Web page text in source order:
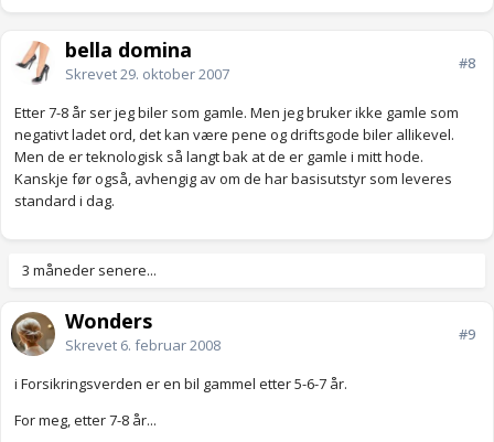
bella domina
Skrevet29. oktober 2007
#8
Etter 7-8 år ser jeg biler som gamle. Men jeg bruker ikke gamle som
negativt ladet ord, det kan være pene og driftsgode biler allikevel.
Men de er teknologisk så langt bak at de er gamle i mitt hode.
Kanskje før også, avhengig av om de har basisutstyr som leveres
standard i dag.
3 måneder senere...
Wonders
Skrevet 6. februar 2008
#9
i Forsikringsverden er en bil gammel etter 5-6-7 år.
For meg, etter 7-8 år...